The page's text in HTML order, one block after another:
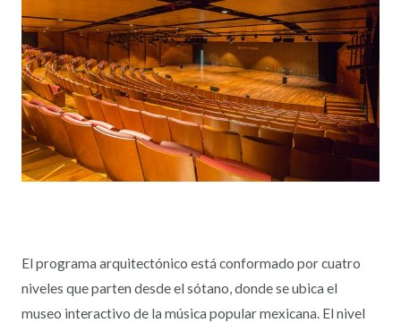
El programa arquitectónico está conformado por cuatro
niveles que parten desde el sótano, donde se ubica el
museo interactivo de la música popular mexicana. El nivel